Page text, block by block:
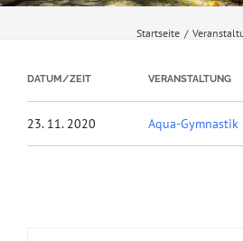
Startseite /
DATUM/ZEIT VERANSTALTUNG
23. 11. 2020 Aqua-Gymnastik